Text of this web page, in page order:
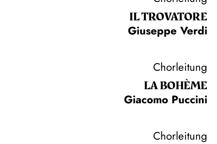
IL TROVA­TORE
Giuseppe Verdi
Chorleitung
LA BOHÈME
Giacomo Puccini
Chorleitung